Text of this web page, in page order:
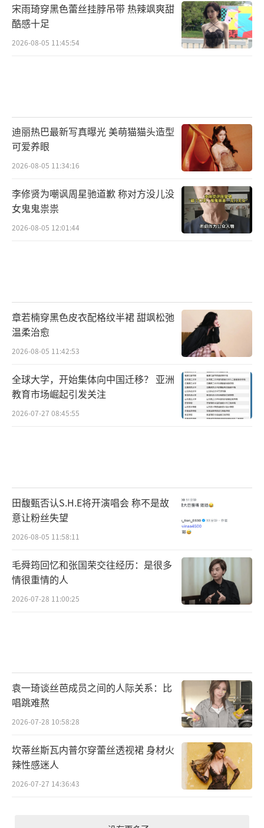
宋雨琦穿黑色蕾丝挂脖吊带 热辣飒爽甜
酷感十足
2026-08-05 11:45:54
迪丽热巴最新写真曝光 美萌猫猫头造型
可爱养眼
2026-08-05 11:34:16
李修贤为嘲讽周星驰道歉 称对方没儿没
女鬼鬼祟祟
2026-08-05 12:01:44
章若楠穿黑色皮衣配格纹半裙 甜飒松弛
温柔治愈
2026-08-05 11:42:53
全球大学，开始集体向中国迁移？ 亚洲
教育市场崛起引发关注
2026-07-27 08:45:55
田馥甄否认S.H.E将开演唱会 称不是故
意让粉丝失望
2026-08-05 11:58:11
毛舜筠回忆和张国荣交往经历：是很多
情很重情的人
2026-07-28 11:00:25
袁一琦谈丝芭成员之间的人际关系：比
唱跳难熬
2026-07-28 10:58:28
坎蒂丝斯瓦内普尔穿蕾丝透视裙 身材火
辣性感迷人
2026-07-27 14:36:43